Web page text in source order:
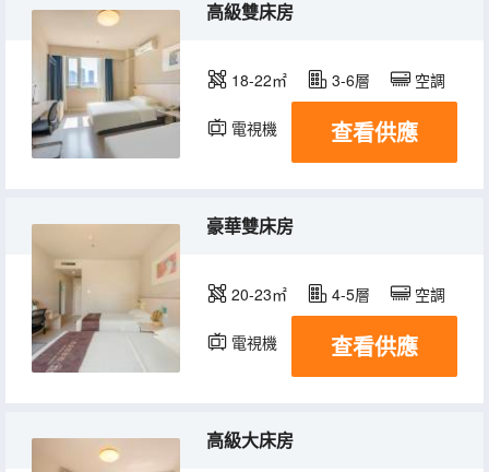
高級雙床房
18-22㎡ 3-6層 空調
電視機 查看供應
豪華雙床房
20-23㎡ 4-5層 空調
電視機 查看供應
高級大床房